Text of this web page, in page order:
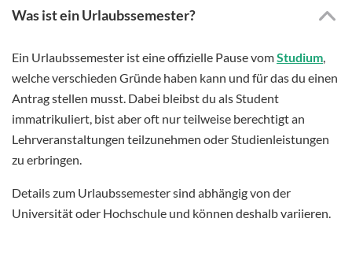
Was ist ein Urlaubssemester?
Ein Urlaubssemester ist eine offizielle Pause vomStudium,
welche verschieden Gründe haben kann und für das du einen
Antrag stellen musst. Dabei bleibst du als Student
immatrikuliert, bist aber oft nur teilweise berechtigt an
Lehrveranstaltungen teilzunehmen oder Studienleistungen
zu erbringen.
Details zum Urlaubssemester sind abhängig von der
Universität oder Hochschule und können deshalb variieren.